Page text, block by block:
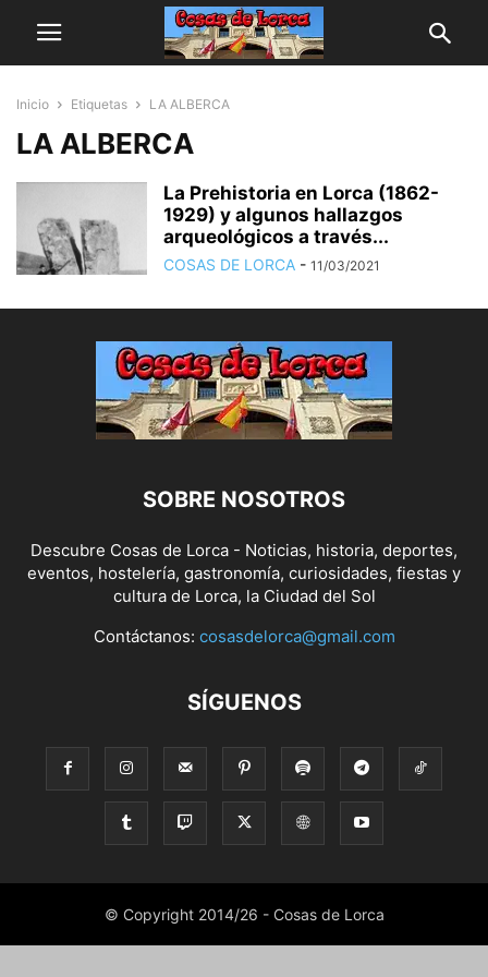
Inicio Etiquetas LA ALBERCA
LA ALBERCA
La Prehistoria en Lorca (1862-
1929) y algunos hallazgos
arqueológicos a través...
COSAS DE LORCA - 11/03/2021
SOBRE NOSOTROS
Descubre Cosas de Lorca - Noticias, historia, deportes,
eventos, hostelería, gastronomía, curiosidades, fiestas y
cultura de Lorca, la Ciudad del Sol
Contáctanos: cosasdelorca@gmail.com
SÍGUENOS
© Copyright 2014/26 - Cosas de Lorca